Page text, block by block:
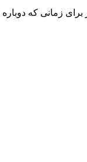
زمانی که